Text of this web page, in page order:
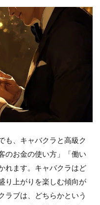
も、キャバクラと高級ク
のお金の使い方」「働い
れます。キャバクラはど
り上がりを楽しむ傾向が
ラブは、どちらかという